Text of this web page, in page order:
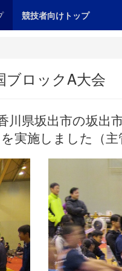
競技者向けトップ
ブロックA大会
県坂出市の坂出
実施しました（主